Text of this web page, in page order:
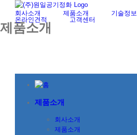
content
회사소개 제품소개
기술정보
온라인견적
고객센터
제품소개
제품소개
회사소개
제품소개